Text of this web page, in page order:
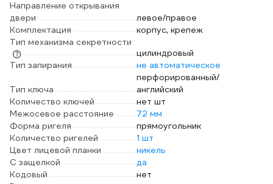
Направление открывания
двери
левое/правое
Комплектация
корпус, крепеж
Тип механизма секретности
цилиндровый
Тип запирания
не автоматическое
Тип ключа
перфорированный/
английский
Количество ключей
нет шт
Межосевое расстояние
72 мм
Форма ригеля
прямоугольник
Количество ригелей
1 шт
Цвет лицевой планки
никель
С защелкой
да
Кодовый
нет